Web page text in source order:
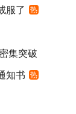
服了 热
集突破
知书 热